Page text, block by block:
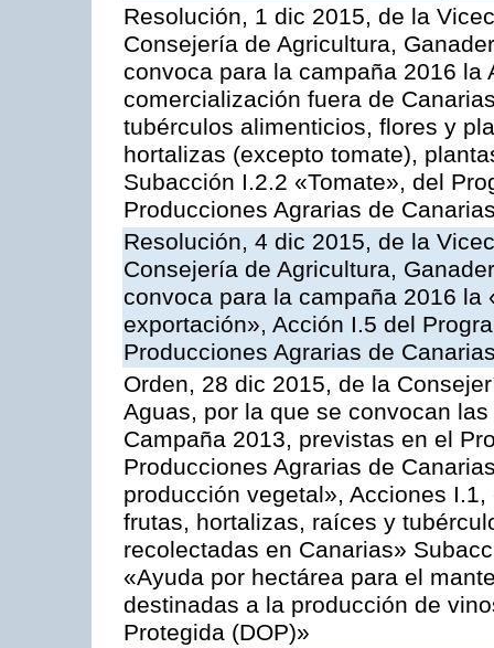
Resolución, 1 dic 2015, de la
Consejería de Agricultura,
convoca para la campaña 2016 la
comercialización fuera de
tubérculos alimenticios, flores y
hortalizas (excepto tomate),
Subacción I.2.2 «Tomate», del
Producciones Agrarias de
Resolución, 4 dic 2015, de la
Consejería de Agricultura,
convoca para la campaña 2016
exportación», Acción I.5 del
Producciones Agrarias de
Orden, 28 dic 2015, de la
Aguas, por la que se convocan
Campaña 2013, previstas en el
Producciones Agrarias de
producción vegetal», Acciones
frutas, hortalizas, raíces y
recolectadas en Canarias»
«Ayuda por hectárea para el
destinadas a la producción de
Protegida (DOP)»